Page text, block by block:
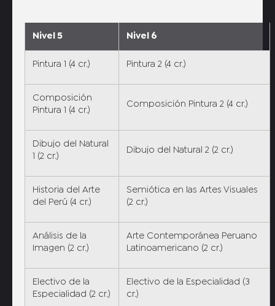
Nivel 5 Nivel 6
Pintura 1 (4 cr.) Pintura 2 (4 cr.)
Composición
Pintura 1 (4 cr.)
Composición Pintura 2 (4 cr.)
Dibujo del Natural
1 (2 cr.)
Dibujo del Natural 2 (2 cr.)
Historia del Arte
del Perú (4 cr.)
Semiótica en las Artes Visuales
(2 cr.)
Análisis de la
Imagen (2 cr.)
Arte Contemporánea Peruano
Latinoamericano (2 cr.)
Electivo de la
Especialidad (2 cr.)
Electivo de la Especialidad (3
cr.)